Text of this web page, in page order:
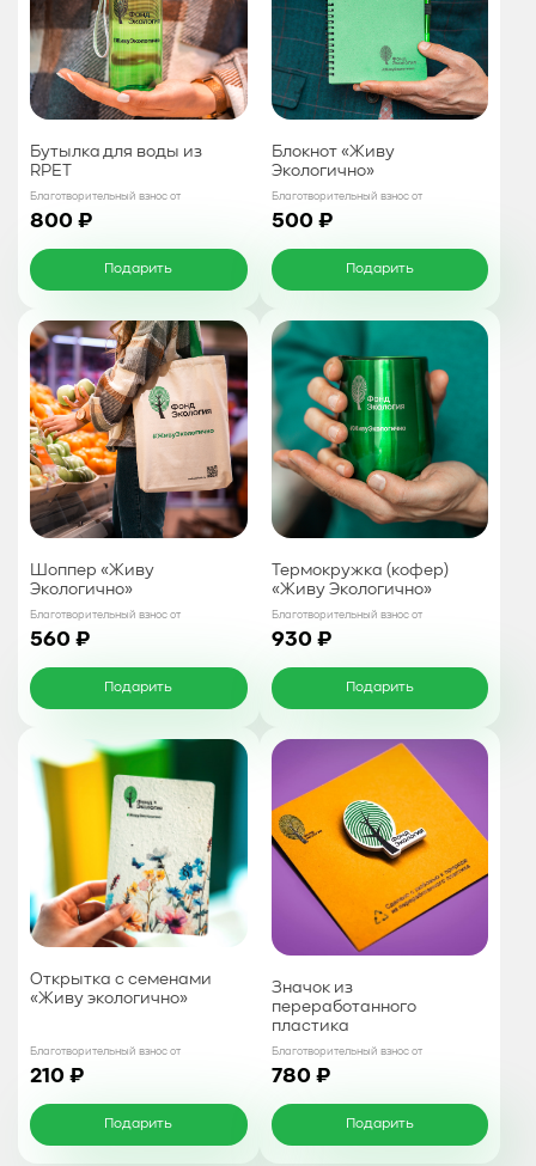
Бутылка для воды из
RPET
Благотворительный взнос от
800 ₽
Подарить
Блокнот «Живу
Экологично»
Благотворительный взнос от
500 ₽
Подарить
Шоппер «Живу
Экологично»
Благотворительный взнос от
560 ₽
Подарить
Термокружка (кофер)
«Живу Экологично»
Благотворительный взнос от
930 ₽
Подарить
Открытка с семенами
«Живу экологично»
Благотворительный взнос от
210 ₽
Подарить
Значок из
переработанного
пластика
Благотворительный взнос от
780 ₽
Подарить